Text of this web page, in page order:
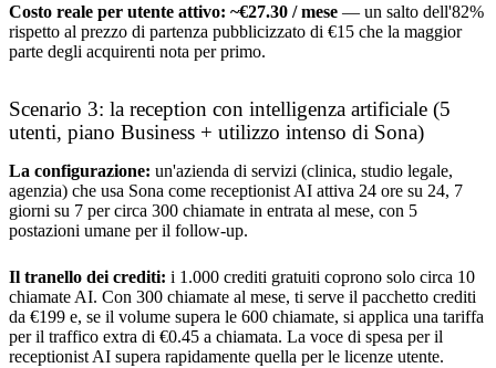
Costo reale per utente attivo: ~€27.30 / mese — un salto dell'82%
rispetto al prezzo di partenza pubblicizzato di €15 che la maggior
parte degli acquirenti nota per primo.
Scenario 3: la reception con intelligenza artificiale (5
utenti, piano Business + utilizzo intenso di Sona)
La configurazione: un'azienda di servizi (clinica, studio legale,
agenzia) che usa Sona come receptionist AI attiva 24 ore su 24, 7
giorni su 7 per circa 300 chiamate in entrata al mese, con 5
postazioni umane per il follow-up.
Il tranello dei crediti: i 1.000 crediti gratuiti coprono solo circa 10
chiamate AI. Con 300 chiamate al mese, ti serve il pacchetto crediti
da €199 e, se il volume supera le 600 chiamate, si applica una tariffa
per il traffico extra di €0.45 a chiamata. La voce di spesa per il
receptionist AI supera rapidamente quella per le licenze utente.